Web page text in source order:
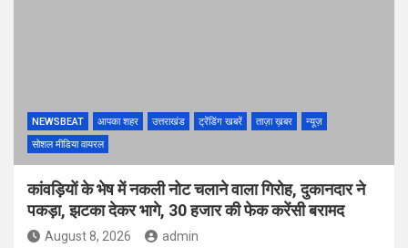
NEWSBEAT आपका शहर उत्तराखंड ट्रेंडिंग खबरें ताज़ा ख़बर
न्यूज़
सोशल मीडिया वायरल
कांवड़ियों के भेष में नकली नोट चलाने वाला गिरोह, दुकानदार ने
पकड़ा, झटका देकर भागे, 30 हजार की फेक करेंसी बरामद
August 8, 2026 admin